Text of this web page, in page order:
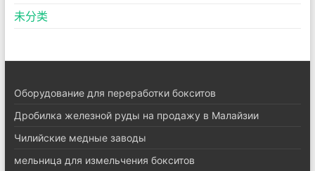
未分类
Оборудование для переработки бокситов
Дробилка железной руды на продажу в Малайзии
Чилийские медные заводы
мельница для измельчения бокситов